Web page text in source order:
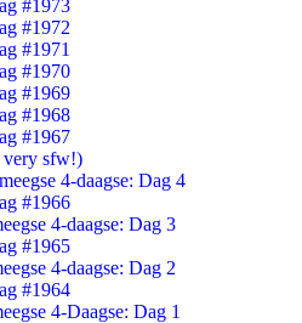
#1973
#1972
#1971
#1970
#1969
#1968
#1967
very sfw!)
4-daagse: Dag 4
#1966
4-daagse: Dag 3
#1965
4-daagse: Dag 2
#1964
4-Daagse: Dag 1